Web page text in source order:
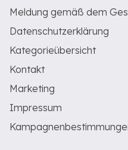
Meldung gemäß dem
Datenschutzerklärung
Kategorieübersicht
Kontakt
Marketing
Impressum